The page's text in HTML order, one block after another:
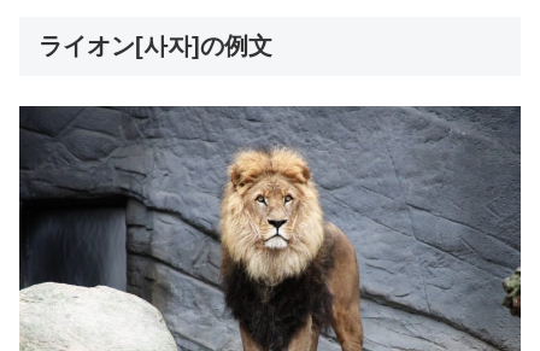
ライオン[사자]の例文